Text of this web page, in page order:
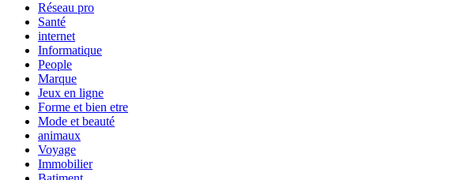
Réseau pro
Santé
internet
Informatique
People
Marque
Jeux en ligne
Forme et bien etre
Mode et beauté
animaux
Voyage
Immobilier